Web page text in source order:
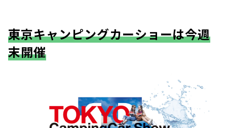
東京キャンピングカーショーは今週
末開催